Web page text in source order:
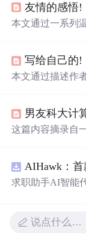
未来的担忧。
友情的感悟!
本文通过一系列
写给自己的!
本文通过描述作
男友科大计
这篇内容摘录自
来的憧憬，也有
独特理解和感受
AIHawk：
求职助手AI智能
说点什么…